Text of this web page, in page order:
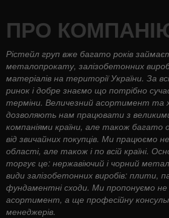
ПРО
Рістейл груп вже багато років
металопрокату, залізобетонних
матеріалів на території України. За
ринок і добре знаємо що потрібно
терміни. Величезний асортимент та
дозволяють нам працювати з
компаніями країни, але також багато
від звичайних покупців. Ми працюємо
області, але також і по всій країні.
торгує це: нержавіючий і чорний
види залізобетонних виробів: плити,
фундаментні сходи. Ми пропонуємо не
асортимент, а ще професійну
менеджерів.